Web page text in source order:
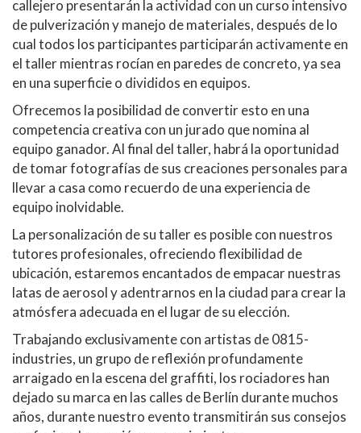
callejero presentarán la actividad con un curso intensivo
de pulverización y manejo de materiales, después de lo
cual todos los participantes participarán activamente en
el taller mientras rocían en paredes de concreto, ya sea
en una superficie o divididos en equipos.
Ofrecemos la posibilidad de convertir esto en una
competencia creativa con un jurado que nomina al
equipo ganador. Al final del taller, habrá la oportunidad
de tomar fotografías de sus creaciones personales para
llevar a casa como recuerdo de una experiencia de
equipo inolvidable.
La personalización de su taller es posible con nuestros
tutores profesionales, ofreciendo flexibilidad de
ubicación, estaremos encantados de empacar nuestras
latas de aerosol y adentrarnos en la ciudad para crear la
atmósfera adecuada en el lugar de su elección.
Trabajando exclusivamente con artistas de 0815-
industries, un grupo de reflexión profundamente
arraigado en la escena del graffiti, los rociadores han
dejado su marca en las calles de Berlín durante muchos
años, durante nuestro evento transmitirán sus consejos